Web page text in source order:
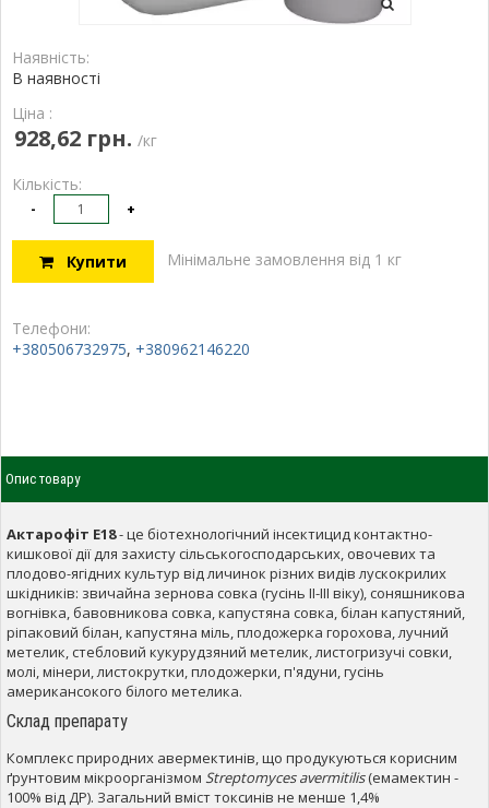
Наявність:
В наявності
Ціна :
928,62 грн. /кг
Кількість:
- +
Купити Мінімальне замовлення від 1 кг
Телефони:
+380506732975, +380962146220
Опис товару
Актарофіт Е18- це біотехнологічний інсектицид контактно-
кишкової дії для захисту сільськогосподарських, овочевих та
плодово-ягідних культур від личинок різних видів лускокрилих
шкідників: звичайна зернова совка (гусінь ІІ-ІІІ віку), соняшникова
вогнівка, бавовникова совка, капустяна совка, білан капустяний,
ріпаковий білан, капустяна міль, плодожерка горохова, лучний
метелик, стебловий кукурудзяний метелик, листогризучі совки,
молі, мінери, листокрутки, плодожерки, п'ядуни, гусінь
американсокого білого метелика.
Склад препарату
Комплекс природних авермектинів, що продукуються корисним
ґрунтовим мікроорганізмом Streptomyces avermitilis(емамектин -
100% від ДР). Загальний вміст токсинів не менше 1,4%